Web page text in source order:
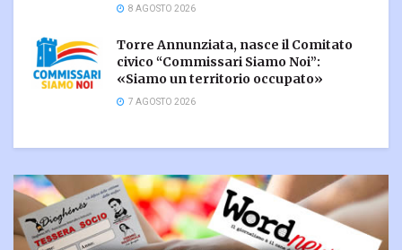
8 AGOSTO 2026
Torre Annunziata, nasce il Comitato
civico “Commissari Siamo Noi”:
«Siamo un territorio occupato»
7 AGOSTO 2026